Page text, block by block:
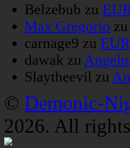
Belzebub zu
Max Gregorio zu
carnage9 zu
dawak zu
Slaytheevil zu
© Demonic-
2026. All